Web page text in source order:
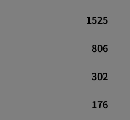
1525
806
302
176